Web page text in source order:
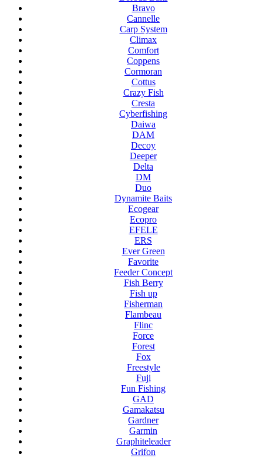
Bravo
Cannelle
Carp System
Climax
Comfort
Coppens
Cormoran
Cottus
Crazy Fish
Cresta
Cyberfishing
Daiwa
DAM
Decoy
Deeper
Delta
DM
Duo
Dynamite Baits
Ecogear
Ecopro
EFELE
ERS
Ever Green
Favorite
Feeder Concept
Fish Berry
Fish up
Fisherman
Flambeau
Flinc
Force
Forest
Fox
Freestyle
Fuji
Fun Fishing
GAD
Gamakatsu
Gardner
Garmin
Graphiteleader
Grifon